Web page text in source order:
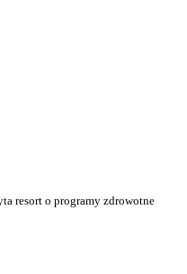
resort o programy zdrowotne